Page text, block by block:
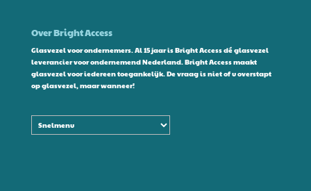
Over Bright Access
Glasvezel voor ondernemers. Al 15 jaar is Bright Access dé glasvezel
leverancier voor ondernemend Nederland. Bright Access maakt
glasvezel voor iedereen toegankelijk. De vraag is niet of u overstapt
op glasvezel, maar wanneer!